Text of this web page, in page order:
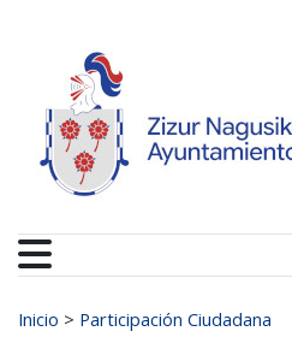
Buscar:
Inicio > Participación Ciudadana